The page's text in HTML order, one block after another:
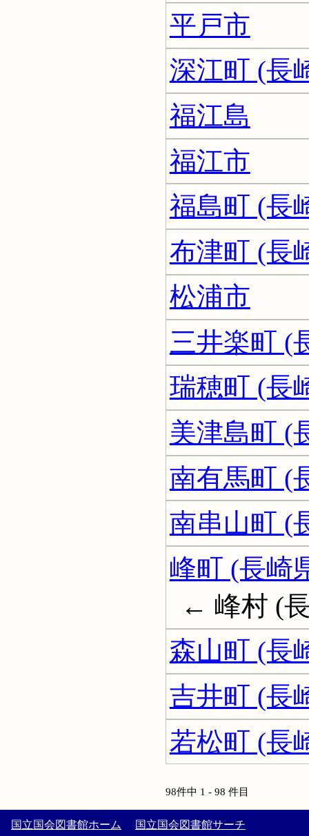
平戸市
深江町 (長
福江島
福江市
福島町 (長
布津町 (長
松浦市
三井楽町 (
瑞穂町 (長
美津島町 (
南有馬町 (
南串山町 (
峰町 (長崎
← 峰村 (
森山町 (長
吉井町 (長
若松町 (長
98件中 1 - 98 件目
国立国会図書館ホーム 国立国会図書館サーチ